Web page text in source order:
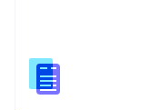
English
Spanien